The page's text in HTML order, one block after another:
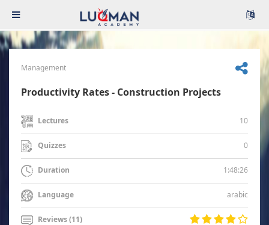
Management
Productivity Rates - Construction Projects
Lectures 10
Quizzes 0
Duration 1:48:26
Language arabic
Reviews (11)